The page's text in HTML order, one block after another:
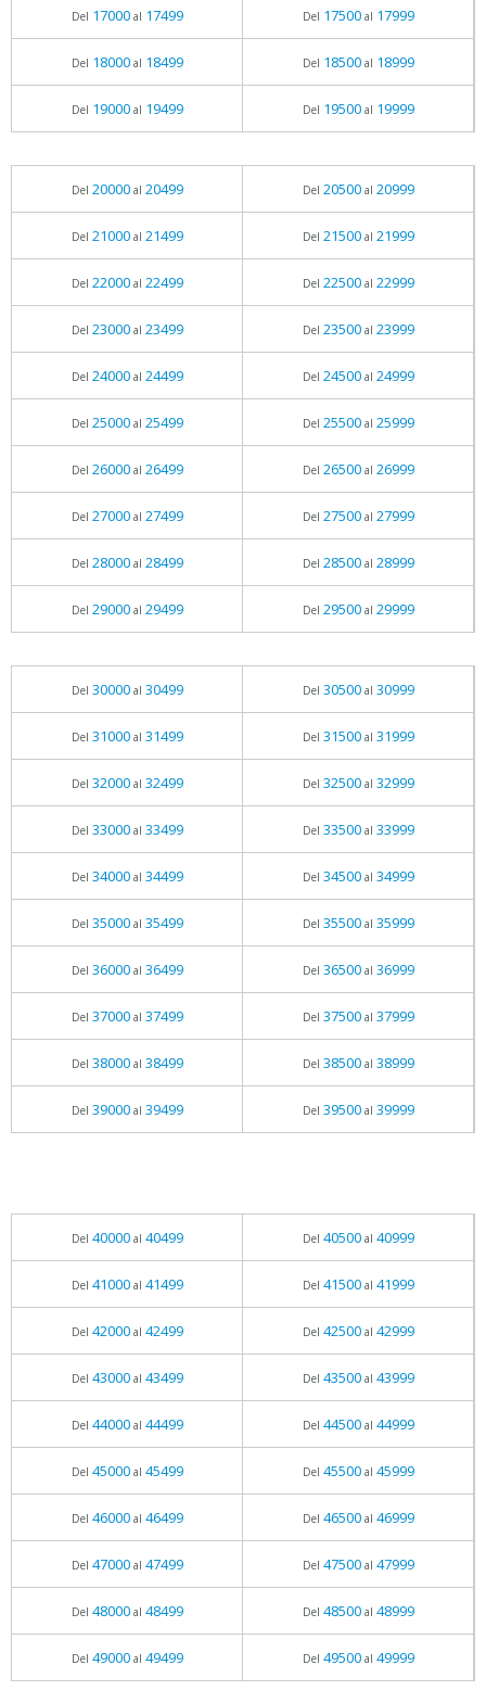
Del 17000al 17499 Del 17500al 17999
Del 18000al 18499 Del 18500al 18999
Del 19000al 19499 Del 19500al 19999
Del 20000al 20499 Del 20500al 20999
Del 21000al 21499 Del 21500al 21999
Del 22000al 22499 Del 22500al 22999
Del 23000al 23499 Del 23500al 23999
Del 24000al 24499 Del 24500al 24999
Del 25000al 25499 Del 25500al 25999
Del 26000al 26499 Del 26500al 26999
Del 27000al 27499 Del 27500al 27999
Del 28000al 28499 Del 28500al 28999
Del 29000al 29499 Del 29500al 29999
Del 30000al 30499 Del 30500al 30999
Del 31000al 31499 Del 31500al 31999
Del 32000al 32499 Del 32500al 32999
Del 33000al 33499 Del 33500al 33999
Del 34000al 34499 Del 34500al 34999
Del 35000al 35499 Del 35500al 35999
Del 36000al 36499 Del 36500al 36999
Del 37000al 37499 Del 37500al 37999
Del 38000al 38499 Del 38500al 38999
Del 39000al 39499 Del 39500al 39999
Del 40000al 40499 Del 40500al 40999
Del 41000al 41499 Del 41500al 41999
Del 42000al 42499 Del 42500al 42999
Del 43000al 43499 Del 43500al 43999
Del 44000al 44499 Del 44500al 44999
Del 45000al 45499 Del 45500al 45999
Del 46000al 46499 Del 46500al 46999
Del 47000al 47499 Del 47500al 47999
Del 48000al 48499 Del 48500al 48999
Del 49000al 49499 Del 49500al 49999